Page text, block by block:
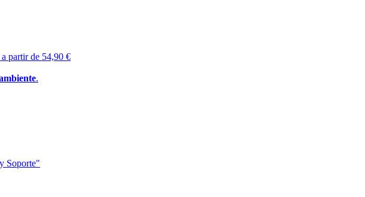
a partir de 54,90 €
.
Soporte"